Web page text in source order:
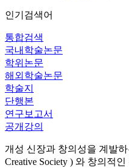
인기검색어
통합검색
국내학술논문
학위논문
해외학술논문
학술지
단행본
연구보고서
공개강의
개성 신장과 창의성을 계발
Creative Society ) 와 창의적